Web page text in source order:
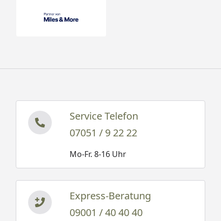
Service Telefon
07051 / 9 22 22
Mo-Fr. 8-16 Uhr
Express-Beratung
09001 / 40 40 40